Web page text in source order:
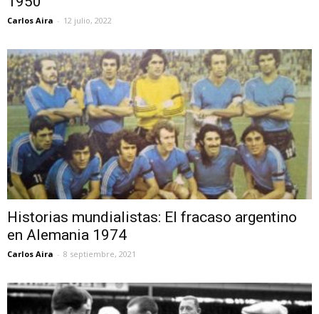
Carlos Aira - 12 julio, 2022
Historias mundialistas: El fracaso argentino
en Alemania 1974
Carlos Aira - 8 septiembre, 2021